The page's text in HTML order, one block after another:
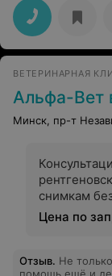
ВЕТЕРИНАРНАЯ
Альфа-Вет
Минск, пр-т
снимкам
заключения
Цена по
Отзыв. Не